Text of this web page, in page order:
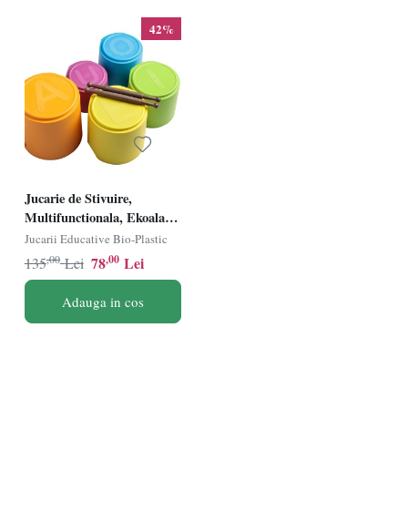
42%
Jucarie de Stivuire,
Multifunctionala, Ekoala,
BIOplastic
Jucarii Educative Bio-Plastic
78,00 Lei
135,00 Lei
Adauga in cos